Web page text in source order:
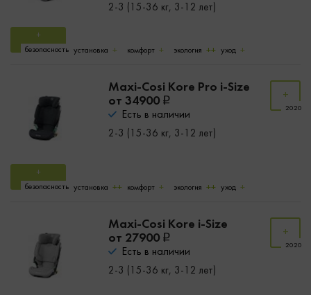
2-3 (15-36 кг, 3-12 лет)
безопасность установка комфорт экология уход
Maxi-Cosi Kore Pro i-Size
от 34900
Есть в наличии
2-3 (15-36 кг, 3-12 лет)
2020
безопасность установка комфорт экология уход
Maxi-Cosi Kore i-Size
от 27900
Есть в наличии
2-3 (15-36 кг, 3-12 лет)
2020